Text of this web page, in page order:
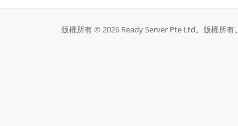
版權所有 © 2026 Ready Server Pte Ltd。版權所有。